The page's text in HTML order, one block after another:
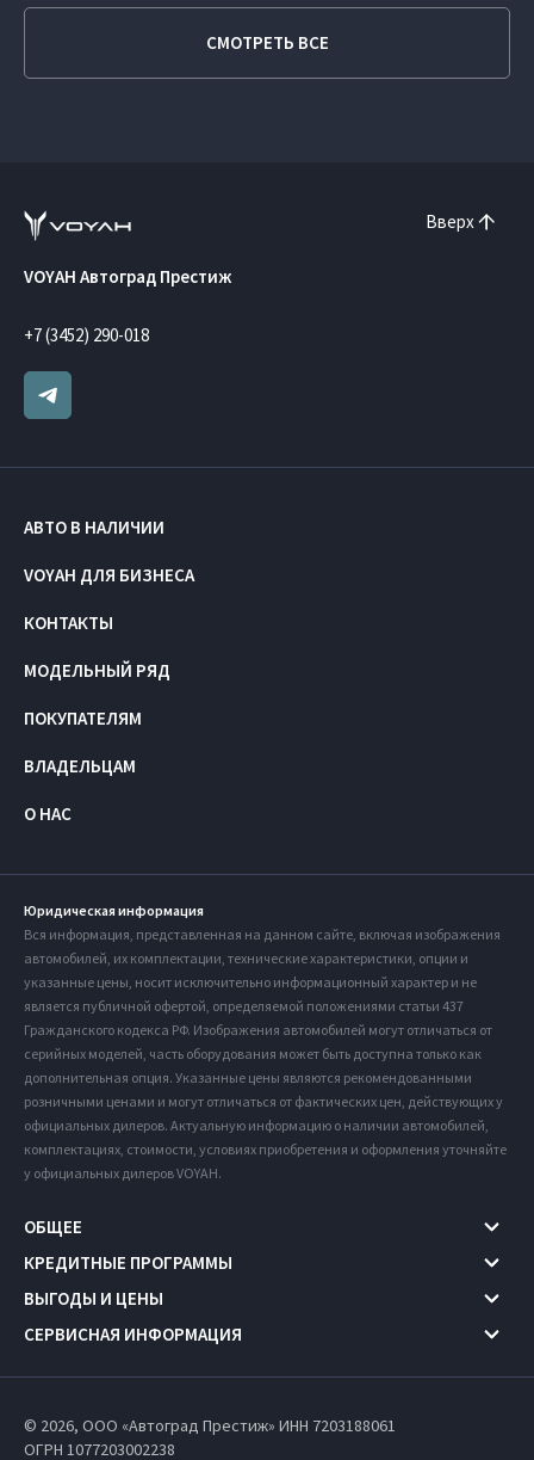
СМОТРЕТЬ ВСЕ
Вверх
VOYAH Автоград Престиж
+7 (3452) 290-018
АВТО В НАЛИЧИИ
VOYAH ДЛЯ БИЗНЕСА
КОНТАКТЫ
МОДЕЛЬНЫЙ РЯД
ПОКУПАТЕЛЯМ
ВЛАДЕЛЬЦАМ
О НАС
Юридическая информация
Вся информация, представленная на данном сайте, включая изображения
автомобилей, их комплектации, технические характеристики, опции и
указанные цены, носит исключительно информационный характер и не
является публичной офертой, определяемой положениями статьи 437
Гражданского кодекса РФ. Изображения автомобилей могут отличаться от
серийных моделей, часть оборудования может быть доступна только как
дополнительная опция. Указанные цены являются рекомендованными
розничными ценами и могут отличаться от фактических цен, действующих у
официальных дилеров. Актуальную информацию о наличии автомобилей,
комплектациях, стоимости, условиях приобретения и оформления уточняйте
у официальных дилеров VOYAH.
ОБЩЕЕ
КРЕДИТНЫЕ ПРОГРАММЫ
ВЫГОДЫ И ЦЕНЫ
СЕРВИСНАЯ ИНФОРМАЦИЯ
© 2026, ООО «Автоград Престиж» ИНН 7203188061
ОГРН 1077203002238